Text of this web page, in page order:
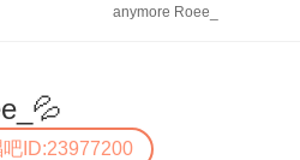
anymore Roee_
吧ID:23977200